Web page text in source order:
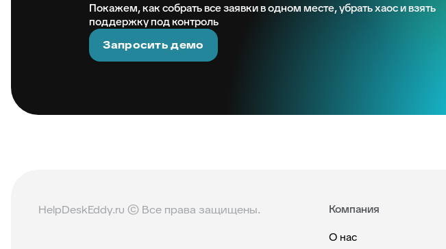
Покажем, как собрать все заявки в одном месте, убрать хаос и взять
поддержку под контроль
Запросить демо
HelpDeskEddy.ru © Все права защищены.
Компания
О нас